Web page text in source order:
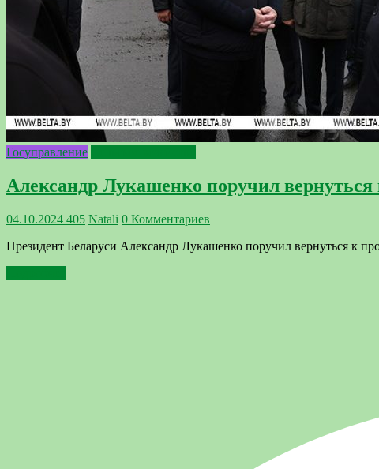
Госуправление
Александр Лукашенко поручил
04.10.2024 405 Natali 0 Комментариев
Президент Беларуси Александр Лукашенко поручил вернуться к